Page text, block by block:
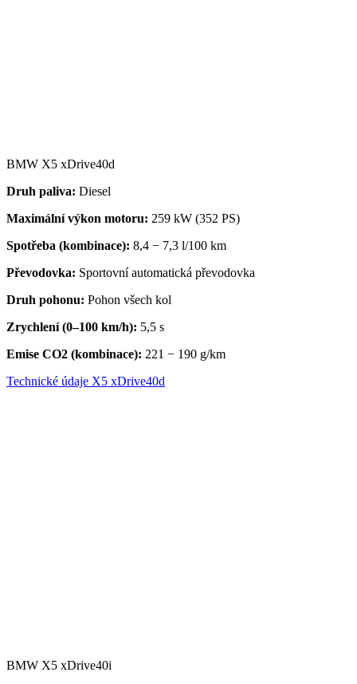
BMW X5 xDrive40d
Druh paliva: Diesel
Maximální výkon motoru: 259 kW (352 PS)
Spotřeba (kombinace): 8,4 − 7,3 l/100 km
Převodovka: Sportovní automatická převodovka
Druh pohonu: Pohon všech kol
Zrychlení (0–100 km/h): 5,5 s
Emise CO2 (kombinace): 221 − 190 g/km
Technické údaje X5 xDrive40d
BMW X5 xDrive40i